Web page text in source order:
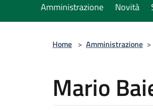
Amministrazione Novità
Home > Amministrazione >
Mario